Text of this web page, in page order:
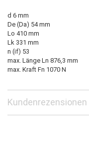
d 6 mm
De (Da) 54 mm
Lo 410 mm
Lk 331 mm
n (if) 53
max. Länge Ln 876,3 mm
max. Kraft Fn 1070 N
Kundenrezensionen